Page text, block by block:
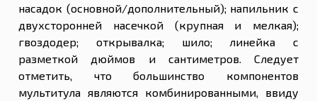
насадок (основной/дополнительный); напильник с
двухсторонней насечкой (крупная и мелкая);
гвоздодер; открывалка; шило; линейка с
разметкой дюймов и сантиметров. Следует
отметить, что большинство компонентов
мультитула являются комбинированными, ввиду